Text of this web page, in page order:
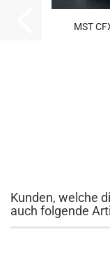
MST
Kunden, welche
auch folgende